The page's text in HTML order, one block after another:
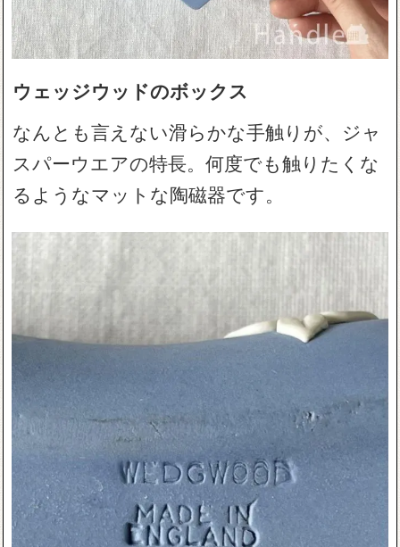
ウェッジウッドのボックス
なんとも言えない滑らかな手触りが、ジャ
スパーウエアの特長。何度でも触りたくな
るようなマットな陶磁器です。